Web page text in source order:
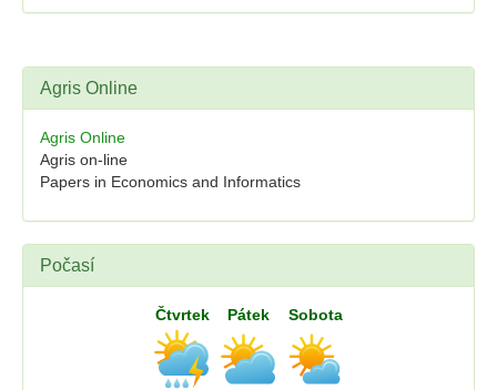
Agris Online
Agris Online
Agris on-line
Papers in Economics and Informatics
Počasí
Čtvrtek Pátek Sobota